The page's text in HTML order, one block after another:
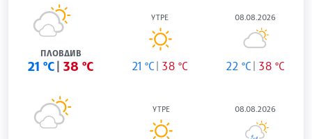
ПЛОВДИВ
21 °C 38 °C
УТРЕ
21 °C 38 °C
08.08.2026
22 °C 38 °C
УТРЕ 08.08.2026